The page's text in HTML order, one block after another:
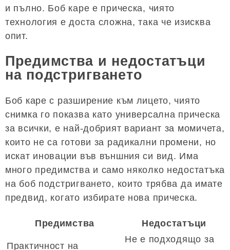
и пълно. Боб каре е прическа, чиято
технология е доста сложна, така че изисква
опит.
Предимства и недостатъци
на подстригването
Боб каре с разширение към лицето, чиято
снимка го показва като универсална прическа
за всички, е най-добрият вариант за момичета,
които не са готови за радикални промени, но
искат иновации във външния си вид. Има
много предимства и само няколко недостатъка
на боб подстригването, които трябва да имате
предвид, когато избирате нова прическа.
Предимства Недостатъци
Практичност на
Не е подходящо за